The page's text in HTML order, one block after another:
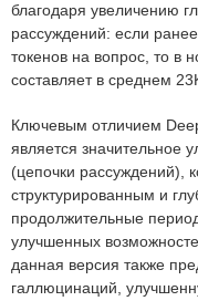
благодаря увеличению
рассуждений: если
токенов на вопрос, то в
составляет в среднем
Ключевым отличием
является значительное
(цепочки рассуждений),
структурированным и
продолжительные
улучшенных
данная версия также
галлюцинаций,